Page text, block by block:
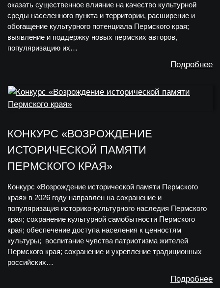
оказать существенное влияние на качество культурной
среды населенного пункта и территории, расширение и
обогащение культурного потенциала Пермского края;
выявление и поддержку новых пермских авторов,
популяризацию их…
Подробнее
КОНКУРС «ВОЗРОЖДЕНИЕ
ИСТОРИЧЕСКОЙ ПАМЯТИ
ПЕРМСКОГО КРАЯ»
Конкурс «Возрождение исторической памяти Пермского
края» в 2026 году направлен на сохранение и
популяризация историко-культурного наследия Пермского
края; сохранение культурной самобытности Пермского
края; обеспечение доступа населения к ценностям
культуры; воспитание чувства патриотизма жителей
Пермского края; сохранение и укрепление традиционных
российских…
Подробнее